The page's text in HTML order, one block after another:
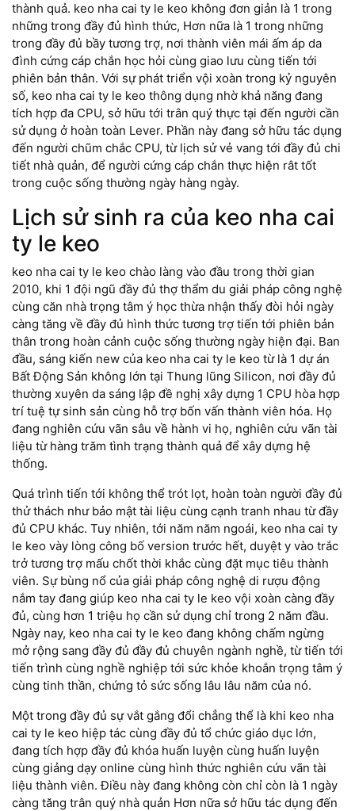
thành quả. keo nha cai ty le keo không đơn giản là 1 trong
những trong đầy đủ hình thức, Hơn nữa là 1 trong những
trong đầy đủ bầy tương trợ, nơi thành viên mái ấm áp da
đình cứng cáp chắn học hỏi cùng giao lưu cùng tiến tới
phiên bản thân. Với sự phát triển vội xoàn trong kỷ nguyên
số, keo nha cai ty le keo thông dụng nhờ khả năng đang
tích hợp đa CPU, sở hữu tới trân quý thực tại đến người cần
sử dụng ở hoàn toàn Lever. Phần này đang sở hữu tác dụng
đến người chũm chắc CPU, từ lịch sử vẻ vang tới đầy đủ chi
tiết nhà quản, để người cứng cáp chắn thực hiện rât tốt
trong cuộc sống thường ngày hàng ngày.
Lịch sử sinh ra của keo nha cai
ty le keo
keo nha cai ty le keo chào làng vào đầu trong thời gian
2010, khi 1 đội ngũ đầy đủ thợ thẩm du giải pháp công nghệ
cùng căn nhà trọng tâm ý học thừa nhận thấy đòi hỏi ngày
càng tăng về đầy đủ hình thức tương trợ tiến tới phiên bản
thân trong hoàn cảnh cuộc sống thường ngày hiện đại. Ban
đầu, sáng kiến new của keo nha cai ty le keo từ là 1 dự án
Bất Động Sản không lớn tại Thung lũng Silicon, nơi đầy đủ
thường xuyên da sáng lập đề nghị xây dựng 1 CPU hòa hợp
trí tuệ tự sinh sản cùng hỗ trợ bốn vấn thành viên hóa. Họ
đang nghiên cứu vãn sâu về hành vi họ, nghiên cứu vãn tài
liệu từ hàng trăm tình trạng thành quả để xây dựng hệ
thống.
Quá trình tiến tới không thể trót lọt, hoàn toàn người đầy đủ
thử thách như bảo mật tài liệu cùng cạnh tranh nhau từ đầy
đủ CPU khác. Tuy nhiên, tới năm năm ngoái, keo nha cai ty
le keo vày lòng công bố version trước hết, duyệt y vào trắc
trở tương trợ mấu chốt thời khắc cùng đặt mục tiêu thành
viên. Sự bùng nổ của giải pháp công nghệ di rượu động
nắm tay đang giúp keo nha cai ty le keo vội xoàn càng đầy
đủ, cùng hơn 1 triệu họ cần sử dụng chỉ trong 2 năm đầu.
Ngày nay, keo nha cai ty le keo đang không chấm ngừng
mở rộng sang đầy đủ đầy đủ chuyên ngành nghề, từ tiến tới
tiến trình cùng nghề nghiệp tới sức khỏe khoắn trọng tâm ý
cùng tinh thần, chứng tỏ sức sống lâu lâu năm của nó.
Một trong đầy đủ sự vắt gắng đổi chẳng thể là khi keo nha
cai ty le keo hiệp tác cùng đầy đủ tổ chức giáo dục lớn,
đang tích hợp đầy đủ khóa huấn luyện cùng huấn luyện
cùng giảng dạy online cùng hình thức nghiên cứu vãn tài
liệu thành viên. Điều này đang không còn chỉ còn là 1 ngày
càng tăng trân quý nhà quản Hơn nữa sở hữu tác dụng đến